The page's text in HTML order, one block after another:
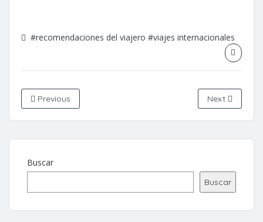
#recomendaciones del viajero #viajes internacionales
Previous Next
Buscar
Buscar